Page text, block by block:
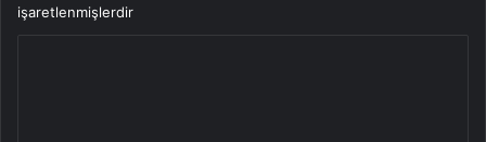
işaretlenmişlerdir